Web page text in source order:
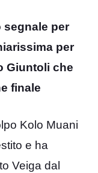
segnale per
per
Giuntoli che
finale
Kolo Muani
e ha
Veiga dal